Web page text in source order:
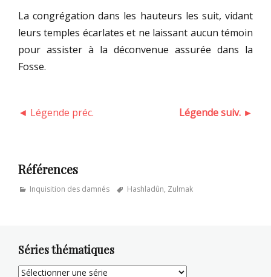
La congrégation dans les hauteurs les suit, vidant
leurs temples écarlates et ne laissant aucun témoin
pour assister à la déconvenue assurée dans la
Fosse.
◄ Légende préc. Légende suiv. ►
Références
Categories
Inquisition des damnés TagsHashladûn, Zulmak
Séries thématiques